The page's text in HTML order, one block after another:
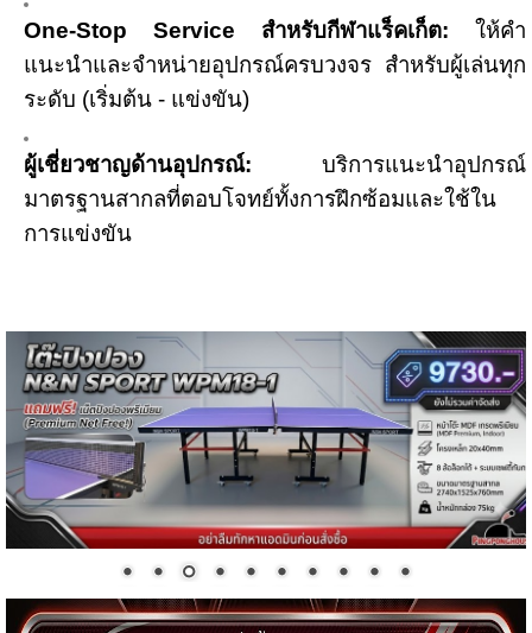
One-Stop Service สำหรับกีฬาแร็คเก็ต: ให้คำ
แนะนำและจำหน่ายอุปกรณ์ครบวงจร สำหรับผู้เล่นทุก
ระดับ (เริ่มต้น - แข่งขัน)
ผู้เชี่ยวชาญด้านอุปกรณ์: บริการแนะนำอุปกรณ์
มาตรฐานสากลที่ตอบโจทย์ทั้งการฝึกซ้อมและใช้ใน
การแข่งขัน